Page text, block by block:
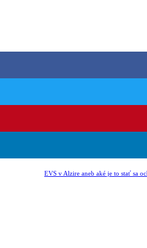
EVS v Alzire aneb aké je to stať sa